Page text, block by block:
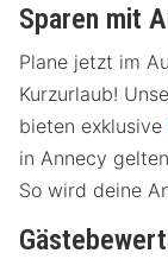
Sparen mit
Plane jetzt im
Kurzurlaub!
bieten exklusive
in Annecy
So wird deine